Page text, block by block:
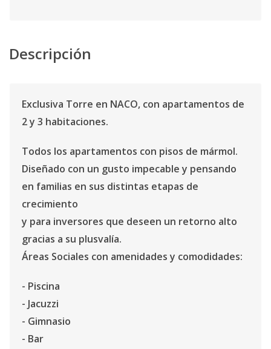
Descripción
Exclusiva Torre en NACO, con apartamentos de
2 y 3 habitaciones.
Todos los apartamentos con pisos de mármol.
Diseñado con un gusto impecable y pensando
en familias en sus distintas etapas de
crecimiento
y para inversores que deseen un retorno alto
gracias a su plusvalía.
Áreas Sociales con amenidades y comodidades:
- Piscina
- Jacuzzi
- Gimnasio
- Bar